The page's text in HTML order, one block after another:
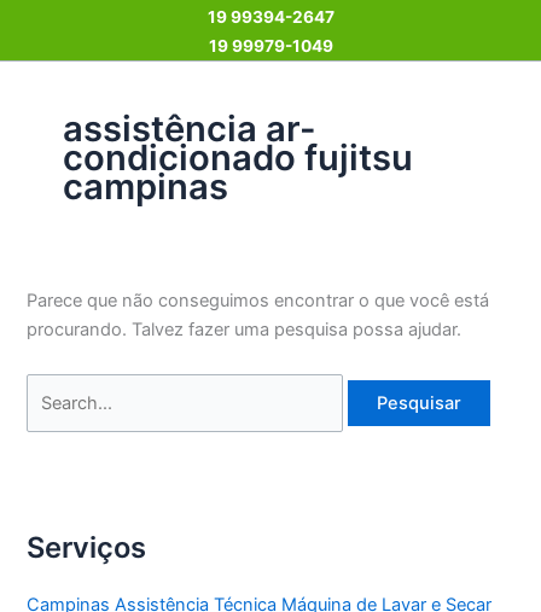
19 99394-2647
19 99979-1049
assistência ar-
condicionado fujitsu
campinas
Parece que não conseguimos encontrar o que você está
procurando. Talvez fazer uma pesquisa possa ajudar.
Serviços
Campinas Assistência Técnica Máquina de Lavar e Secar